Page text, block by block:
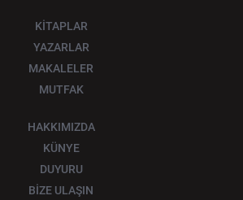
KİTAPLAR
YAZARLAR
MAKALELER
MUTFAK
HAKKIMIZDA
KÜNYE
DUYURU
BİZE ULAŞIN